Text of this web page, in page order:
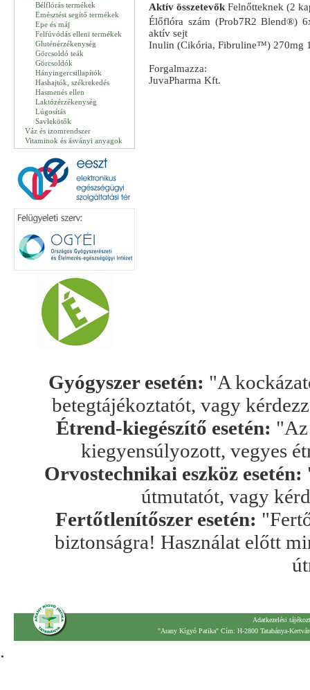
Bélflórás termékek
Emésztést segítő termékek
Epe és máj
Felfúvódás elleni termékek
Gluténérzékenység
Görcsoldó teák
Görcsoldók
Hányingercsillapítók
Hashajtók, székrekedés
Hasmenés ellen
Laktózérzékenység
Lúgosítás
Savlekötők
Váz és izomrendszer
Vitaminok és ásványi anyagok
Aktív összetevők Felnőtteknek (2
Élőflóra szám (Prob7R2 Blend®)
aktív sejt
Inulin (Cikória, Fibruline™) 270mg
Forgalmazza:
JuvaPharma Kft.
Gyógyszer esetén: "A
betegtájékoztatót, vagy
Étrend-kiegészítő esetén: "Az
kiegyensúlyozott, vegyes
Orvostechnikai eszköz esetén:
útmutatót, vagy
Fertőtlenítőszer esetén:
biztonságra! Használat előtt
Adatkezelési
"Arany Kígyó Patika" Cím: H-2800 Tatabánya-
.